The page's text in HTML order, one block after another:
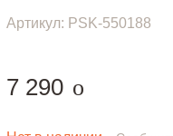
Артикул: PSK-550188
7 290 руб.
o